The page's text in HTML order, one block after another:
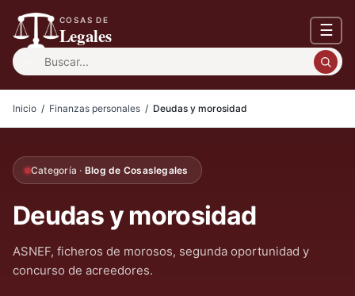
COSAS DE
Legales ☰
Buscar:
Inicio / Finanzas personales / Deudas y morosidad
Categoría · Blog de Cosaslegales
Deudas y morosidad
ASNEF, ficheros de morosos, segunda oportunidad y
concurso de acreedores.